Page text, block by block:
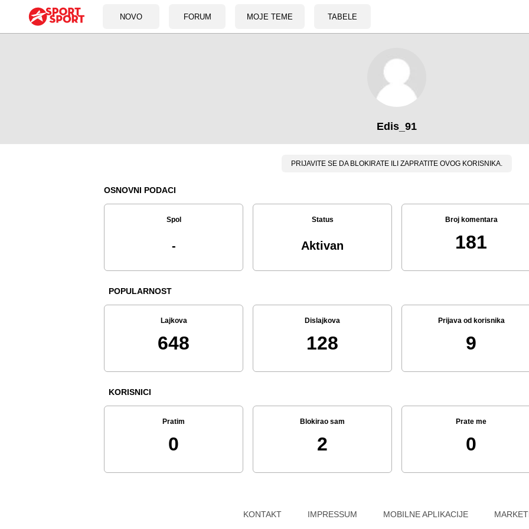
NOVO FORUM MOJE TEME TABELE
Edis_91
PRIJAVITE SE DA BLOKIRATE ILI ZAPRATITE OVOG KORISNIKA.
OSNOVNI PODACI
Spol
-
Status
Aktivan
Broj komentara
181
POPULARNOST
Lajkova
648
Dislajkova
128
Prijava od korisnika
9
KORISNICI
Pratim
0
Blokirao sam
2
Prate me
0
KONTAKT IMPRESSUM MOBILNE APLIKACIJE